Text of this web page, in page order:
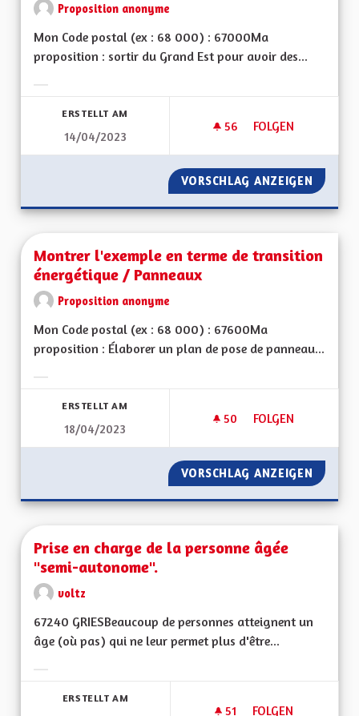
Proposition anonyme
Mon Code postal (ex : 68 000) : 67000Ma
proposition : sortir du Grand Est pour avoir des...
ERSTELLT AM
14/04/2023
56 56 FOLLOWER
FOLGEN
SORTIR DU GRAND
VORSCHLAG ANZEIGEN
Montrer l'exemple en terme de transition
énergétique / Panneaux
Proposition anonyme
Mon Code postal (ex : 68 000) : 67600Ma
proposition : Élaborer un plan de pose de panneau...
ERSTELLT AM
18/04/2023
50 50 FOLLOWER
FOLGEN
MONTRER
VORSCHLAG ANZEIGEN
Prise en charge de la personne âgée
"semi-autonome".
voltz
67240 GRIESBeaucoup de personnes atteignent un
âge (où pas) qui ne leur permet plus d'être...
ERSTELLT AM
51 51 FOLLOWER
FOLGEN